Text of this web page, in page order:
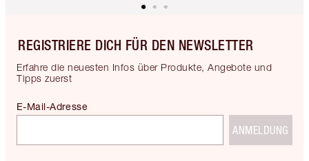
REGISTRIERE DICH FÜR DEN NEWSLETTER
Erfahre die neuesten Infos über Produkte, Angebote und
Tipps zuerst
E-Mail-Adresse
ANMELDUNG